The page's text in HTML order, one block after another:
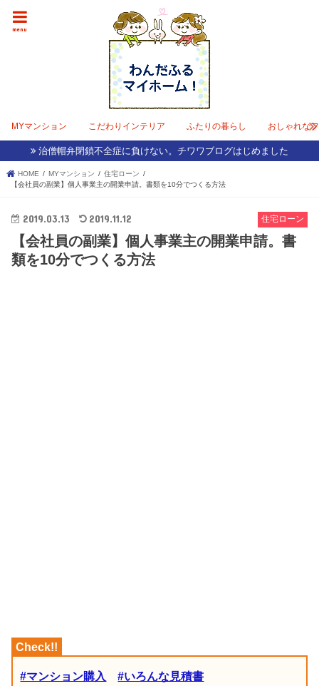
menu
MYマンション こだわりインテリア ふたりの暮らし おしゃれな
治僧帽弁閉鎖不全症に負けない。チワワブログはじめました
HOME MYマンション
住宅ローン
【会社員の副業】個人事業主の開業申請。書類を10分でつくる方法
住宅ローン
2019.03.13 2019.11.12
【会社員の副業】個人事業主の開業申請。書
類を10分でつくる方法
#マンション購入
#いろんな見積書